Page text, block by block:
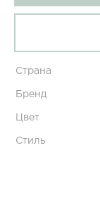
Страна
Бренд
Цвет
Стиль